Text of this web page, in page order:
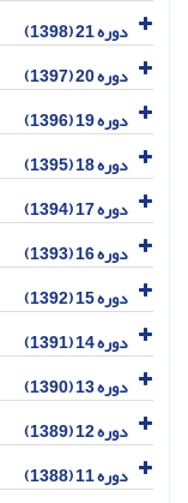
دوره 21 (1398)
دوره 20 (1397)
دوره 19 (1396)
دوره 18 (1395)
دوره 17 (1394)
دوره 16 (1393)
دوره 15 (1392)
دوره 14 (1391)
دوره 13 (1390)
دوره 12 (1389)
دوره 11 (1388)